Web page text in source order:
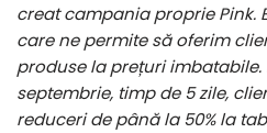
creat campania proprie Pink.
care ne permite săoferim
produse la prețuri imbatabile.
septembrie, timp de 5 zile,
reduceri de pânăla 50% la